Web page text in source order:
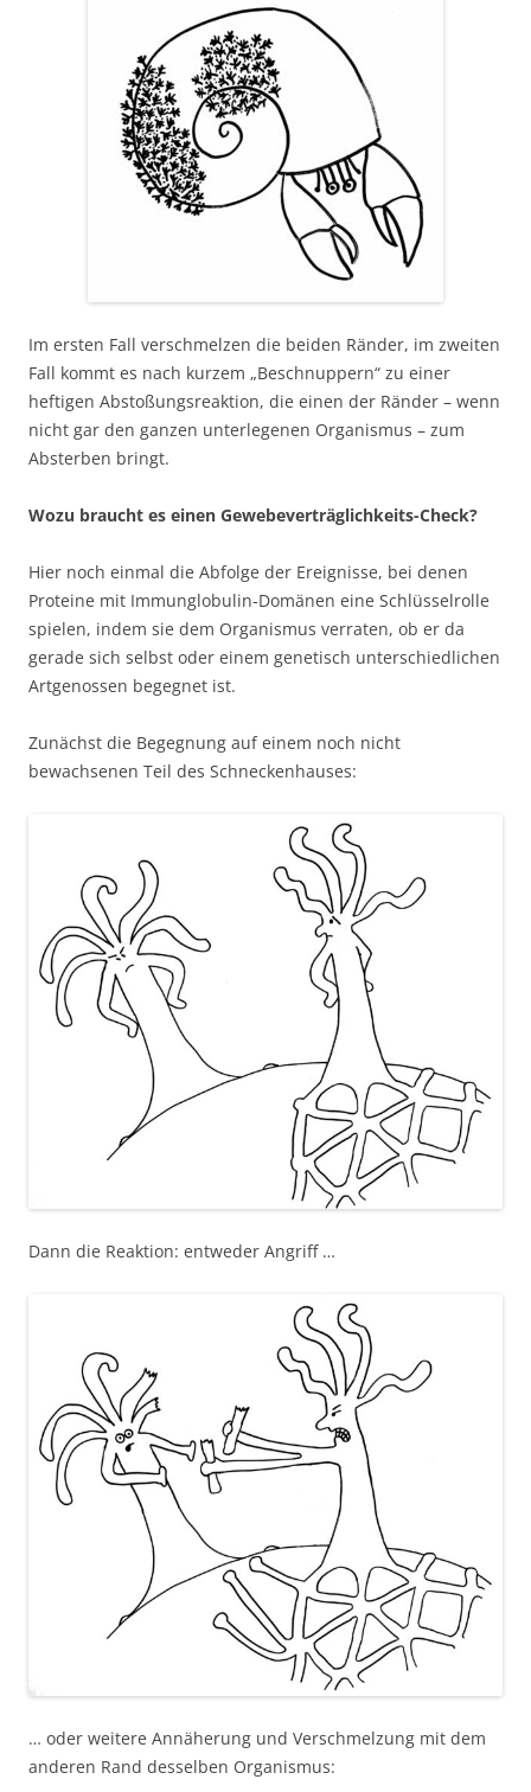
Im ersten Fall verschmelzen die beiden Ränder, im zweiten
Fall kommt es nach kurzem „Beschnuppern“ zu einer
heftigen Abstoßungsreaktion, die einen der Ränder – wenn
nicht gar den ganzen unterlegenen Organismus – zum
Absterben bringt.
Wozu braucht es einen Gewebeverträglichkeits-Check?
Hier noch einmal die Abfolge der Ereignisse, bei denen
Proteine mit Immunglobulin-Domänen eine Schlüsselrolle
spielen, indem sie dem Organismus verraten, ob er da
gerade sich selbst oder einem genetisch unterschiedlichen
Artgenossen begegnet ist.
Zunächst die Begegnung auf einem noch nicht
bewachsenen Teil des Schneckenhauses:
Dann die Reaktion: entweder Angriff …
… oder weitere Annäherung und Verschmelzung mit dem
anderen Rand desselben Organismus: